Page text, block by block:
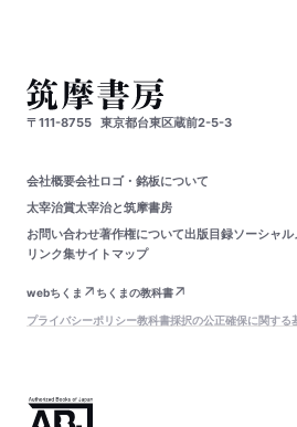
〒111-8755 東京都台東区蔵前2-5-3
会社概要会社ロゴ・銘板について
太宰治賞太宰治と筑摩書房
お問い合わせ著作権について出版目録ソーシャ
リンク集サイトマップ
webちくま
ちくまの教科書
プライバシーポリシー教科書採択の公正確保に関する